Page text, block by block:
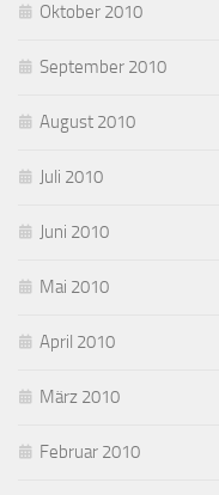
Oktober 2010
September 2010
August 2010
Juli 2010
Juni 2010
Mai 2010
April 2010
März 2010
Februar 2010